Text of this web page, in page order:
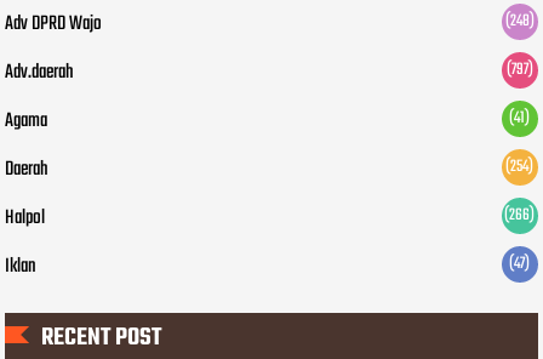
Adv DPRD Wajo (248)
Adv.daerah (797)
Agama (41)
Daerah (254)
Halpol (266)
Iklan (47)
RECENT POST